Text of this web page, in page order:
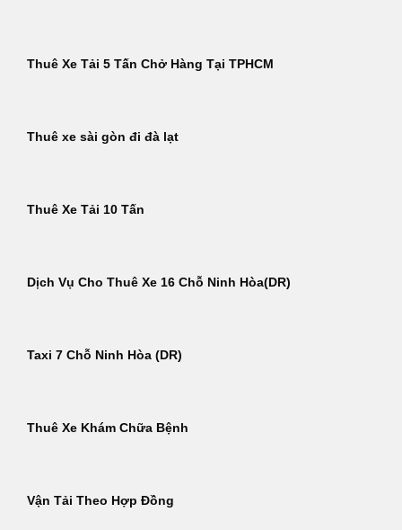
Thuê Xe Tải 5 Tấn Chở Hàng Tại TPHCM
Thuê xe sài gòn đi đà lạt
Thuê Xe Tải 10 Tấn
Dịch Vụ Cho Thuê Xe 16 Chỗ Ninh Hòa(DR)
Taxi 7 Chỗ Ninh Hòa (DR)
Thuê Xe Khám Chữa Bệnh
Vận Tải Theo Hợp Đồng